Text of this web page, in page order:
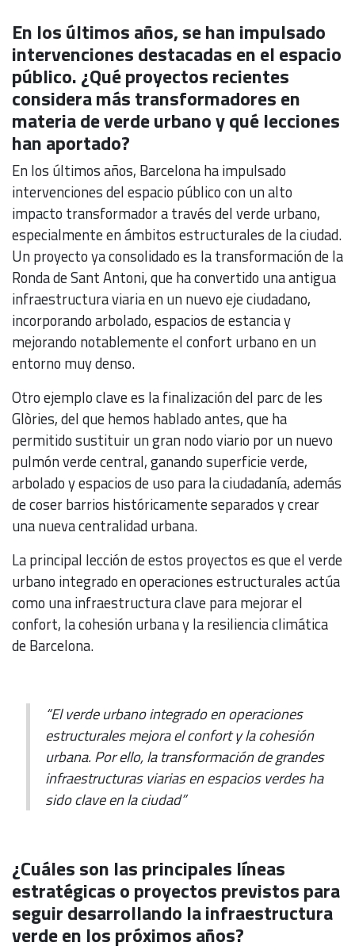
En los últimos años, se han impulsado
intervenciones destacadas en el espacio
público. ¿Qué proyectos recientes
considera más transformadores en
materia de verde urbano y qué lecciones
han aportado?
En los últimos años, Barcelona ha impulsado
intervenciones del espacio público con un alto
impacto transformador a través del verde urbano,
especialmente en ámbitos estructurales de la ciudad.
Un proyecto ya consolidado es la transformación de la
Ronda de Sant Antoni, que ha convertido una antigua
infraestructura viaria en un nuevo eje ciudadano,
incorporando arbolado, espacios de estancia y
mejorando notablemente el confort urbano en un
entorno muy denso.
Otro ejemplo clave es la finalización del parc de les
Glòries, del que hemos hablado antes, que ha
permitido sustituir un gran nodo viario por un nuevo
pulmón verde central, ganando superficie verde,
arbolado y espacios de uso para la ciudadanía, además
de coser barrios históricamente separados y crear
una nueva centralidad urbana.
La principal lección de estos proyectos es que el verde
urbano integrado en operaciones estructurales actúa
como una infraestructura clave para mejorar el
confort, la cohesión urbana y la resiliencia climática
de Barcelona.
“El verde urbano integrado en operaciones
estructurales mejora el confort y la cohesión
urbana. Por ello, la transformación de grandes
infraestructuras viarias en espacios verdes ha
sido clave en la ciudad”
¿Cuáles son las principales líneas
estratégicas o proyectos previstos para
seguir desarrollando la infraestructura
verde en los próximos años?